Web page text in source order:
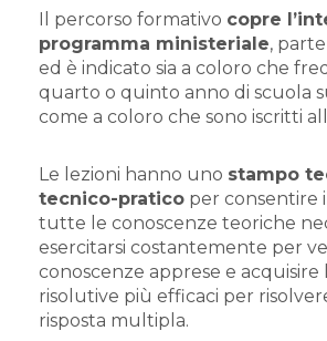
Il percorso formativo copre
programma ministeriale,
ed è indicato sia a coloro che
quarto o quinto anno di scuola
come a coloro che sono iscritti
Le lezioni hanno uno stampo
tecnico-pratico per consentire
tutte le conoscenze teoriche
esercitarsi costantemente per
conoscenze apprese e acquisire
risolutive più efficaci per
risposta multipla.